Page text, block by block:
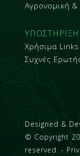
Αγρονομική
ΥΠΟΣΤΗΡΙΞΗ
Χρήσιμα Links
Συχνές
Designed &
© Copyright
reserved. -